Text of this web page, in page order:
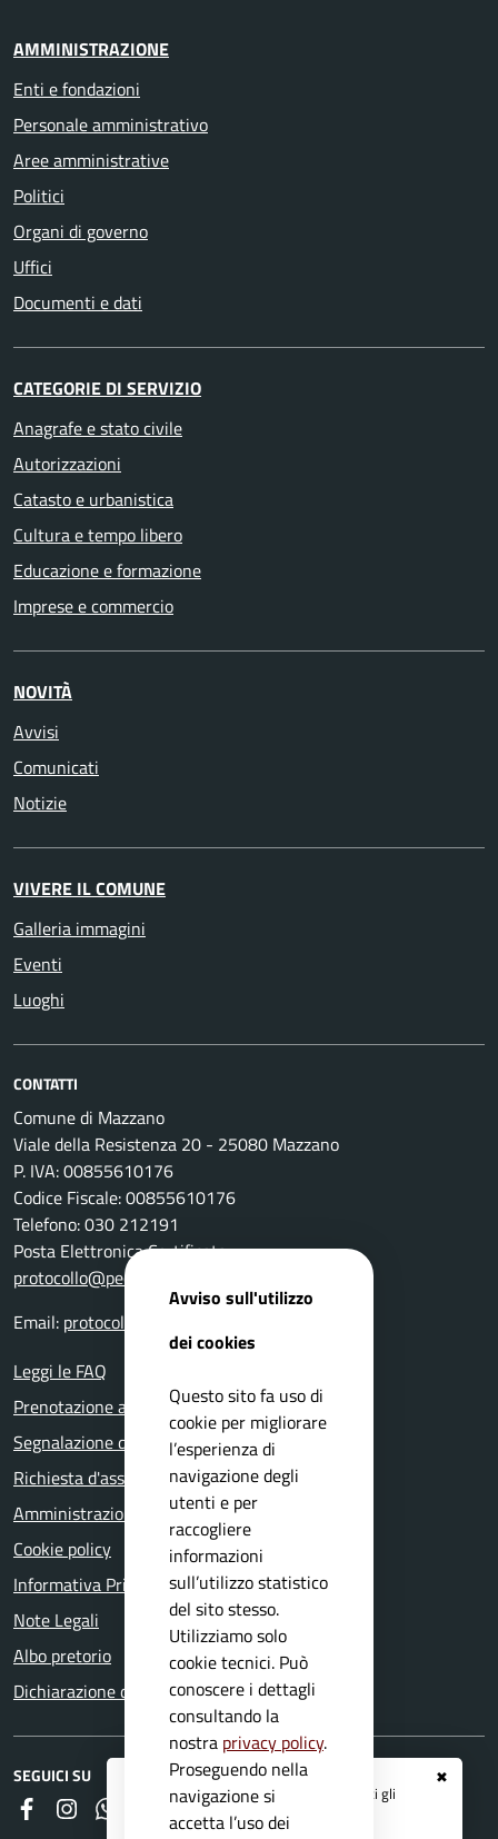
✖
Registrati ai serviziAPP IO
e ricevi tutti gli
aggiornamenti dall'Ente
AMMINISTRAZIONE
Enti e fondazioni
Personale amministrativo
Aree amministrative
Politici
Organi di governo
Uffici
Documenti e dati
CATEGORIE DI SERVIZIO
Anagrafe e stato civile
Autorizzazioni
Catasto e urbanistica
Cultura e tempo libero
Educazione e formazione
Imprese e commercio
NOVITÀ
Avvisi
Comunicati
Notizie
VIVERE IL COMUNE
Galleria immagini
Eventi
Luoghi
CONTATTI
Comune di Mazzano
Viale della Resistenza 20 - 25080 Mazzano
P. IVA: 00855610176
Codice Fiscale: 00855610176
Telefono: 030 212191
Posta Elettronica Certificata:
protocollo@pec.comune.mazzano.bs.it
Email: protocollo@comune.mazzano.bs.it
Leggi le FAQ
Prenotazione appuntamento
Segnalazione disservizio
Richiesta d'assistenza
Amministrazione trasparente
Cookie policy
Informativa Privacy
Note Legali
Albo pretorio
Dichiarazione di accessibilità
SEGUICI SU
FaceboookInstagramWhatsapp
RSS
Avviso sull'utilizzo
dei cookies
Questo sito fa uso di
cookie per migliorare
l’esperienza di
navigazione degli
utenti e per
raccogliere
informazioni
sull’utilizzo statistico
del sito stesso.
Utilizziamo solo
cookie tecnici. Può
conoscere i dettagli
consultando la
nostra privacy policy.
Proseguendo nella
navigazione si
accetta l’uso dei